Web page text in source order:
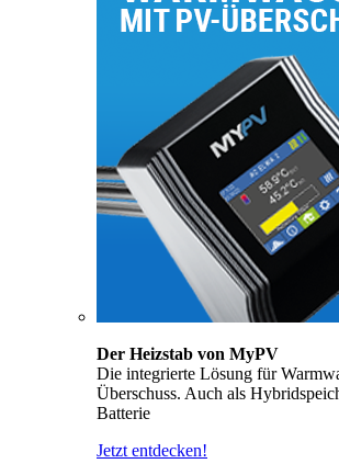
Der Heizstab von MyPV
Die integrierte Lösung für
Überschuss. Auch als
Batterie
Jetzt entdecken!